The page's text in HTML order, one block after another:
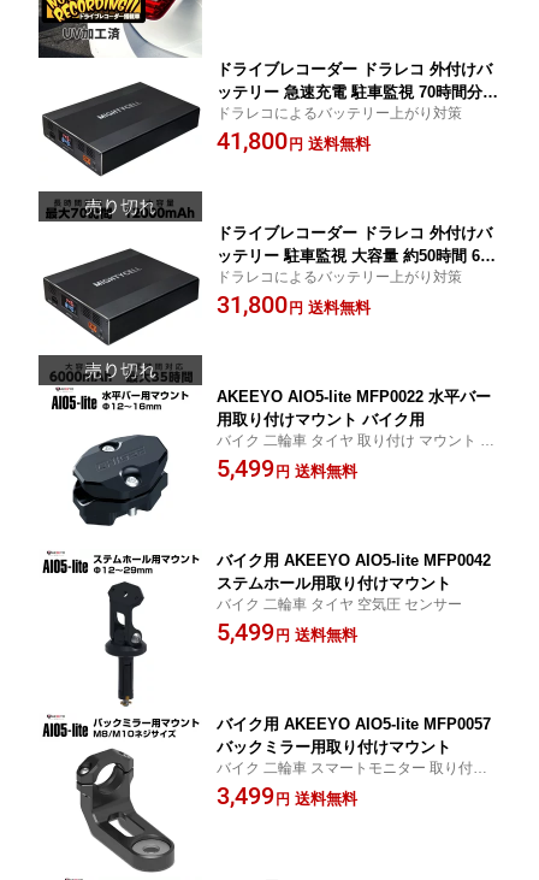
ドライブレコーダー ドラレコ 外付けバ
ッテリー 急速充電 駐車監視 70時間分
大容量 12000mAh iKeep MIGHTYCELL
SA12000 バッテリー上がり対策 普通車
ドラレコによるバッテリー上がり対策
41,800 円 送料無料
ドライブレコーダー ドラレコ 外付けバ
ッテリー 駐車監視 大容量 約50時間 600
0mAh iKeep MIGHTYCELL SA6000 バ
ッテリー上がり対策 普通車 自家用車 P
ドラレコによるバッテリー上がり対策
31,800 円 送料無料
AKEEYO AIO5-lite MFP0022 水平バー
用取り付けマウント バイク用
バイク 二輪車 タイヤ 取り付け マウント ス
マートモニター
5,499 円 送料無料
バイク用 AKEEYO AIO5-lite MFP0042
ステムホール用取り付けマウント
バイク 二輪車 タイヤ 空気圧 センサー
5,499 円 送料無料
バイク用 AKEEYO AIO5-lite MFP0057
バックミラー用取り付けマウント
バイク 二輪車 スマートモニター 取り付け
マウント
3,499 円 送料無料